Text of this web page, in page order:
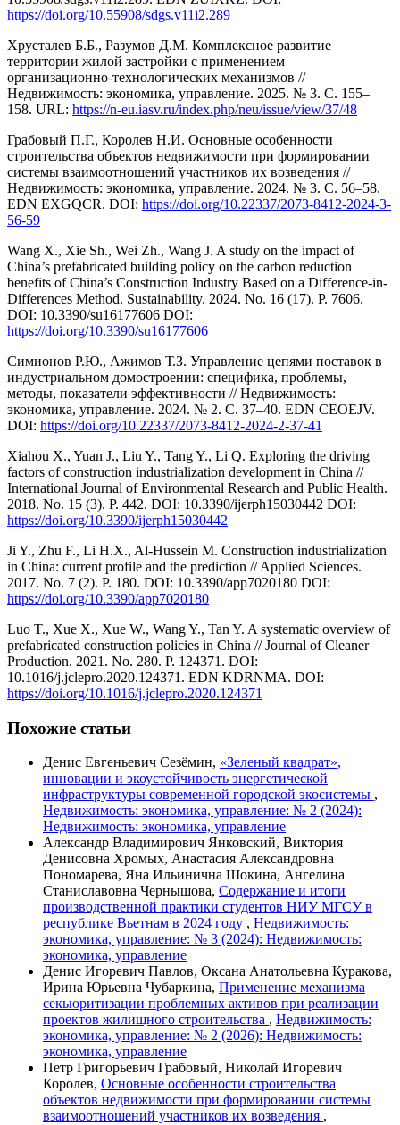
https://doi.org/10.55908/sdgs.v11i2.289
Хрусталев Б.Б., Разумов Д.M. Комплексное развитие
территории жилой застройки с применением
организационно-технологических механизмов //
Недвижимость: экономика, управление. 2025. № 3. С. 155–
158. URL: https://n-eu.iasv.ru/index.php/neu/issue/view/37/48
Грабовый П.Г., Королев Н.И. Основные особенности
строительства объектов недвижимости при формировании
системы взаимоотношений участников их возведения //
Недвижимость: экономика, управление. 2024. № 3. С. 56–58.
EDN EXGQCR. DOI: https://doi.org/10.22337/2073-8412-2024-3-
56-59
Wang X., Xie Sh., Wei Zh., Wang J. A study on the impact of
China’s prefabricated building policy on the carbon reduction
benefits of China’s Construction Industry Based on a Difference-in-
Differences Method. Sustainability. 2024. No. 16 (17). P. 7606.
DOI: 10.3390/su16177606 DOI:
https://doi.org/10.3390/su16177606
Симионов Р.Ю., Ажимов Т.З. Управление цепями поставок в
индустриальном домостроении: специфика, проблемы,
методы, показатели эффективности // Недвижимость:
экономика, управление. 2024. № 2. С. 37–40. EDN CEOEJV.
DOI: https://doi.org/10.22337/2073-8412-2024-2-37-41
Xiahou X., Yuan J., Liu Y., Tang Y., Li Q. Exploring the driving
factors of construction industrialization development in China //
International Journal of Environmental Research and Public Health.
2018. No. 15 (3). P. 442. DOI: 10.3390/ijerph15030442 DOI:
https://doi.org/10.3390/ijerph15030442
Ji Y., Zhu F., Li H.X., Al-Hussein M. Construction industrialization
in China: current profile and the prediction // Applied Sciences.
2017. No. 7 (2). P. 180. DOI: 10.3390/app7020180 DOI:
https://doi.org/10.3390/app7020180
Luo T., Xue X., Xue W., Wang Y., Tan Y. A systematic overview of
prefabricated construction policies in China // Journal of Cleaner
Production. 2021. No. 280. P. 124371. DOI:
10.1016/j.jclepro.2020.124371. EDN KDRNMA. DOI:
https://doi.org/10.1016/j.jclepro.2020.124371
Похожие статьи
Денис Евгеньевич Сезёмин, «Зеленый квадрат»,
инновации и экоустойчивость энергетической
инфраструктуры современной городской экосистемы ,
Недвижимость: экономика, управление: № 2 (2024):
Недвижимость: экономика, управление
Александр Владимирович Янковский, Виктория
Денисовна Хромых, Анастасия Александровна
Пономарева, Яна Ильинична Шокина, Ангелина
Станиславовна Чернышова, Содержание и итоги
производственной практики студентов НИУ МГСУ в
республике Вьетнам в 2024 году , Недвижимость:
экономика, управление: № 3 (2024): Недвижимость:
экономика, управление
Денис Игоревич Павлов, Оксана Анатольевна Куракова,
Ирина Юрьевна Чубаркина, Применение механизма
секьюритизации проблемных активов при реализации
проектов жилищного строительства , Недвижимость:
экономика, управление: № 2 (2026): Недвижимость:
экономика, управление
Петр Григорьевич Грабовый, Николай Игоревич
Королев, Основные особенности строительства
объектов недвижимости при формировании системы
взаимоотношений участников их возведения ,